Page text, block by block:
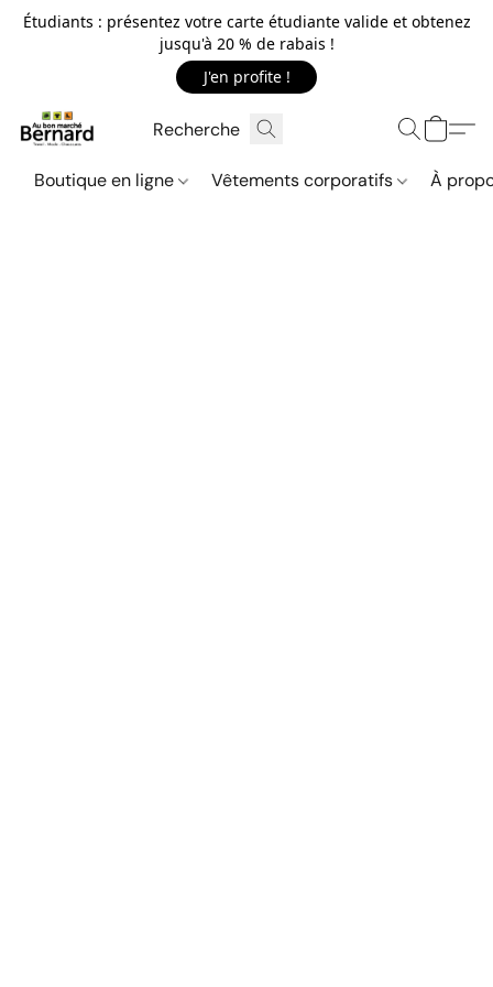
Étudiants : présentez votre carte étudiante valide et obtenez
jusqu'à 20 % de rabais !
J'en profite !
Boutique en ligne Vêtements corporatifs À